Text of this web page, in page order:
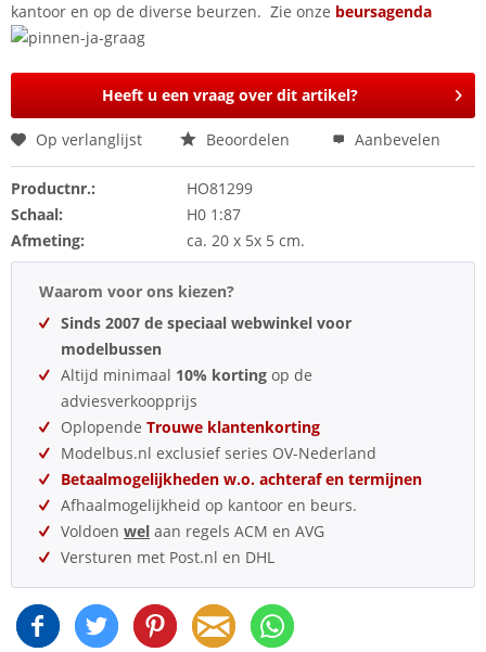
kantoor en op de diverse beurzen. Zie onze beursagenda
Heeft u een vraag over dit artikel?
Op verlanglijst Beoordelen Aanbevelen
Productnr.:
HO81299
Schaal:
H0 1:87
Afmeting:
ca. 20 x 5x 5 cm.
Waarom voor ons kiezen?
Sinds 2007 de speciaal webwinkel voor
modelbussen
Altijd minimaal 10% korting op de
adviesverkoopprijs
Oplopende Trouwe klantenkorting
Modelbus.nl exclusief series OV-Nederland
Betaalmogelijkheden w.o. achteraf en termijnen
Afhaalmogelijkheid op kantoor en beurs.
Voldoen wel aan regels ACM en AVG
Versturen met Post.nl en DHL